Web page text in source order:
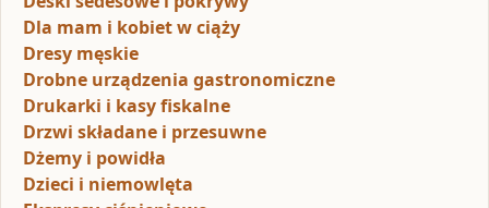
Dla mam i kobiet w ciąży
Dresy męskie
Drobne urządzenia gastronomiczne
Drukarki i kasy fiskalne
Drzwi składane i przesuwne
Dżemy i powidła
Dzieci i niemowlęta